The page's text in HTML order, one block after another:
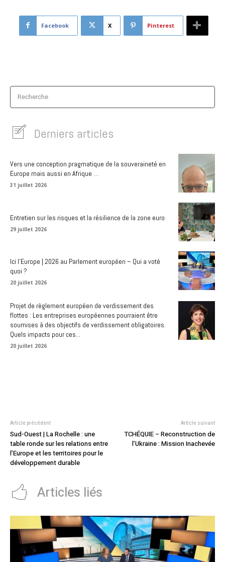
Facebook X Pinterest
Recherche
Derniers articles
Vers une conception pragmatique de la souveraineté en
Europe mais aussi en Afrique …
31 juillet 2026
Entretien sur les risques et la résilience de la zone euro
29 juillet 2026
Ici l’Europe | 2026 au Parlement européen – Qui a voté
quoi ?
20 juillet 2026
Projet de règlement européen de verdissement des
flottes : Les entreprises européennes pourraient être
soumises à des objectifs de verdissement obligatoires.
Quels impacts pour ces...
20 juillet 2026
Article précédent
Sud-Ouest | La Rochelle : une
table ronde sur les relations entre
l’Europe et les territoires pour le
développement durable
Article suivant
TCHÉQUIE – Reconstruction de
l’Ukraine : Mission Inachevée
Articles liés